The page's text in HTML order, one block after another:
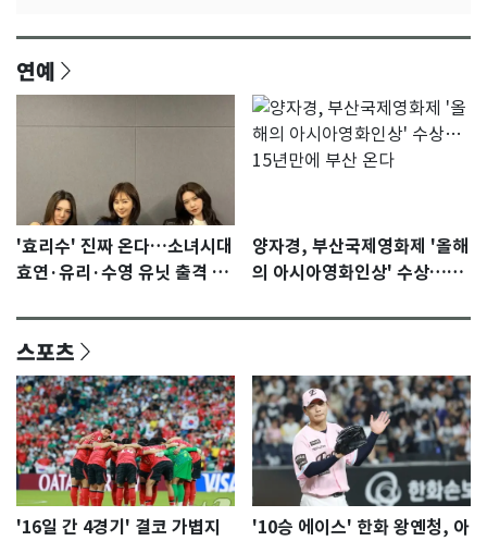
연예
'효리수' 진짜 온다…소녀시대
효연·유리·수영 유닛 출격 [N
양자경, 부산국제영화제 '올해
의 아시아영화인상' 수상…15
스포츠
'16일 간 4경기' 결코 가볍지
'10승 에이스' 한화 왕옌청, 아